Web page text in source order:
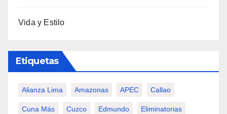
Vida y Estilo
Etiquetas
Alianza Lima Amazonas APEC Callao
Cuna Más Cuzco Edmundo Eliminatorias